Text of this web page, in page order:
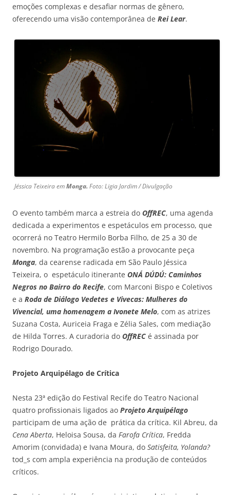
emoções complexas e desafiar normas de gênero,
oferecendo uma visão contemporânea de Rei Lear.
Jéssica Teixeira emMonga. Foto: Ligia Jardim / Divulgação
O evento também marca a estreia do OffREC, uma agenda
dedicada a experimentos e espetáculos em processo, que
ocorrerá no Teatro Hermilo Borba Filho, de 25 a 30 de
novembro. Na programação estão a provocante peça
Monga, da cearense radicada em São Paulo Jéssica
Teixeira, o espetáculo itinerante ONÁ DÚDÚ: Caminhos
Negros no Bairro do Recife, com Marconi Bispo e Coletivos
e a Roda de Diálogo Vedetes e Vivecas: Mulheres do
Vivencial, uma homenagem a Ivonete Melo, com as atrizes
Suzana Costa, Auriceia Fraga e Zélia Sales, com mediação
de Hilda Torres. A curadoria do OffREC é assinada por
Rodrigo Dourado.
Projeto Arquipélago de Crítica
Nesta 23ª edição do Festival Recife do Teatro Nacional
quatro profissionais ligados ao Projeto Arquipélago
participam de uma ação de prática da crítica. Kil Abreu, da
Cena Aberta, Heloisa Sousa, da Farofa Crítica, Fredda
Amorim (convidada) e Ivana Moura, do Satisfeita, Yolanda?
tod_s com ampla experiência na produção de conteúdos
críticos.